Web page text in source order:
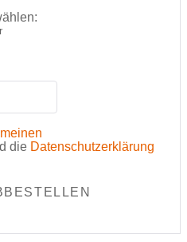
die Datenschutzerklärung